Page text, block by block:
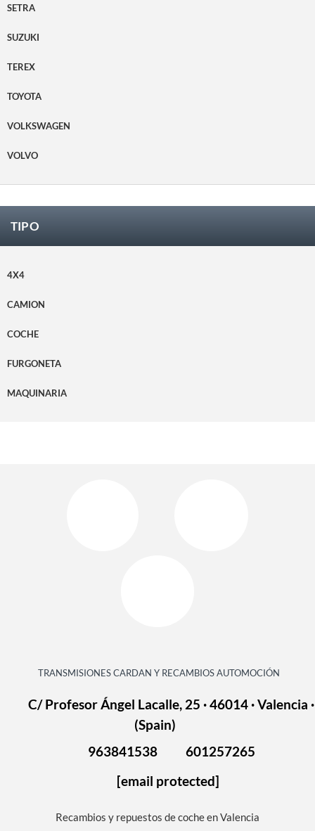
SETRA
SUZUKI
TEREX
TOYOTA
VOLKSWAGEN
VOLVO
TIPO
4X4
CAMION
COCHE
FURGONETA
MAQUINARIA
TRANSMISIONES CARDAN Y RECAMBIOS AUTOMOCIÓN
C/ Profesor Ángel Lacalle, 25 · 46014 · Valencia ·
(Spain)
963841538
601257265
[email protected]
Recambios y repuestos de coche en Valencia